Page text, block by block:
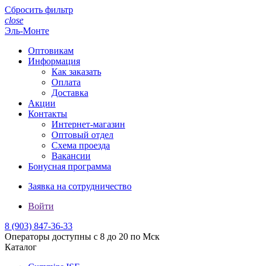
Сбросить фильтр
close
Эль-Монте
Оптовикам
Информация
Как заказать
Оплата
Доставка
Акции
Контакты
Интернет-магазин
Оптовый отдел
Схема проезда
Вакансии
Бонусная программа
Заявка на сотрудничество
Войти
8 (903) 847-36-33
Операторы доступны с 8 до 20 по Мск
Каталог